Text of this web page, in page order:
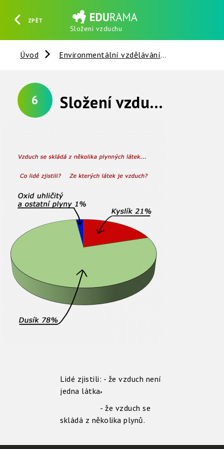
ZPĚT
Složení vzduchu
HLEDAT REGISTROVAT PŘIHLÁSIT SE
Úvod Environmentální vzdělávání
6 Složení vzduchu
Lidé zjistili: - že vzduch není
jedna látka,
- že vzduch se
skládá z několika plynů.